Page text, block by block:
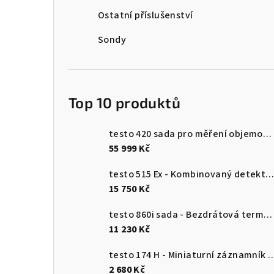
Ostatní příslušenství
Sondy
Top 10 produktů
testo 420 sada pro měření objemového průtoku
55 999 Kč
testo 515 Ex - Kombinovaný detektor úniku
15 750 Kč
testo 860i sada - Bezdrátová termokamera pro chytré telefony
11 230 Kč
testo 174 H - Miniaturní záznamník pro
2 680 Kč